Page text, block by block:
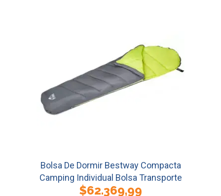
Bolsa De Dormir Bestway Compacta
Camping Individual Bolsa Transporte
$62.369,99